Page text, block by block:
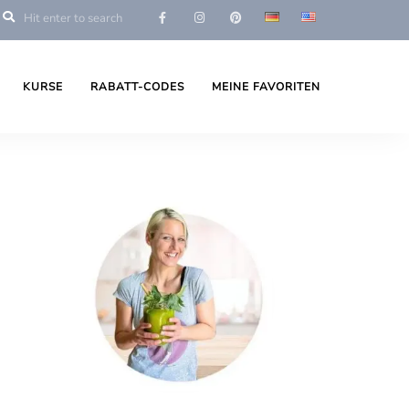
KURSE RABATT-CODES MEINE FAVORITEN